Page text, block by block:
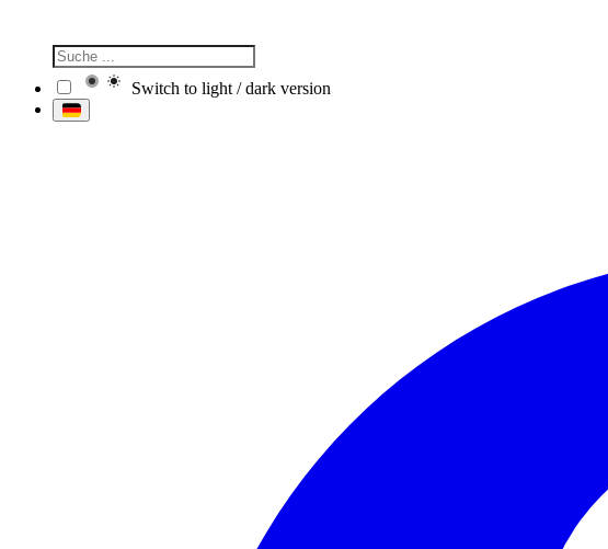
Switch to light / dark version